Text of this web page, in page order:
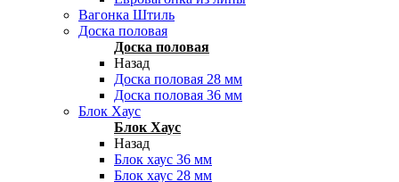
Вагонка Штиль
Доска половая
Доска половая
Назад
Доска половая 28 мм
Доска половая 36 мм
Блок Хаус
Блок Хаус
Назад
Блок хаус 36 мм
Блок хаус 28 мм